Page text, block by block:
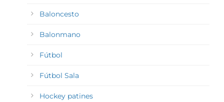
Baloncesto
Balonmano
Fútbol
Fútbol Sala
Hockey patines